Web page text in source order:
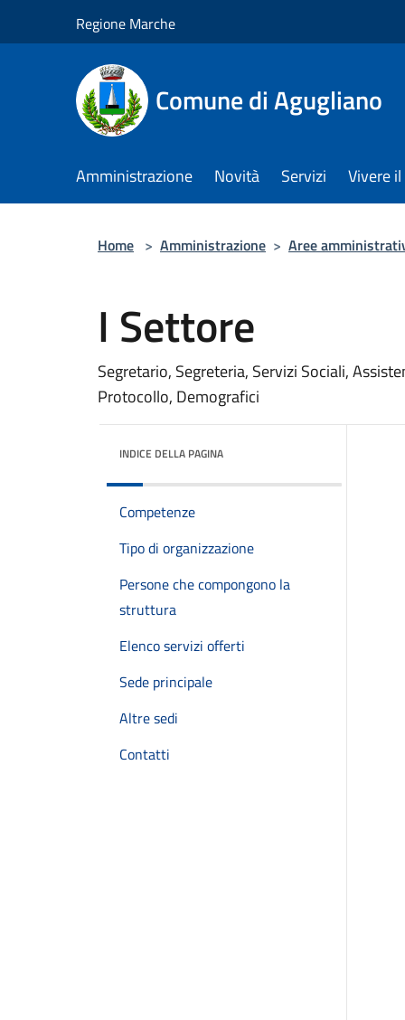
Regione Marche
Comune di Agugliano
Amministrazione Novità Servizi Vivere
Home > Amministrazione > Aree
I Settore
Segretario, Segreteria, Servizi Sociali,
Protocollo, Demografici
INDICE DELLA PAGINA
Competenze
Tipo di organizzazione
Persone che compongono la
struttura
Elenco servizi offerti
Sede principale
Altre sedi
Contatti